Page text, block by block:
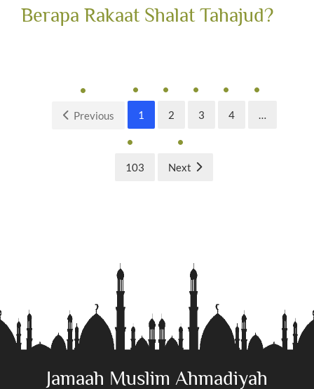
Berapa Rakaat Shalat Tahajud?
Previous 1 2 3 4 …
103 Next
Jamaah Muslim Ahmadiyah